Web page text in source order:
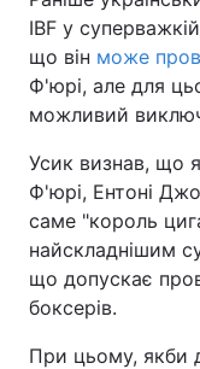
IBF у
що він може
Ф'юрі, але для
можливий
Усик визнав, що
Ф'юрі, Ентоні
саме "король
найскладнішим
що допускає
боксерів.
При цьому, якби